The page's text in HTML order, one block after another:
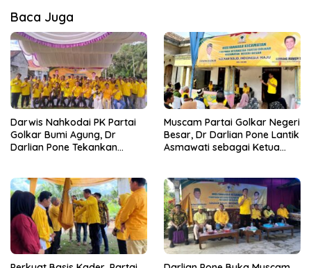
Baca Juga
Darwis Nahkodai PK Partai
Golkar Bumi Agung, Dr
Darlian Pone Tekankan
Muscam Partai Golkar Negeri
Besar, Dr Darlian Pone Lantik
Asmawati sebagai Ketua